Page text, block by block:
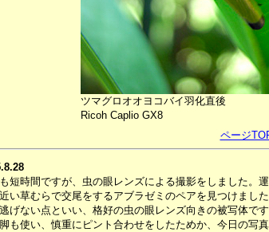
ツマグロオオヨコバイ羽化直後
Ricoh Caplio GX8
ページ
短時間ですが、虫の眼レンズによる撮影をしました。
い草むらで交尾をするアブラゼミのペアを見つけまし
げない点といい、格好の虫の眼レンズ向きの被写体です
も使い、慎重にピント合わせをしたためか、今日の写